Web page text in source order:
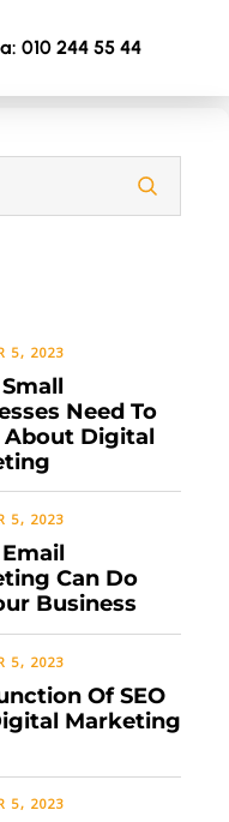
010 244 55 44
5, 2023
Need To
About Digital
5, 2023
Can Do
Business
5, 2023
Of SEO
Marketing
5, 2023